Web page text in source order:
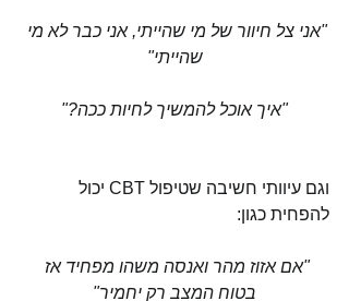
"אני צל חיוור של מי שהייתי, אני כבר לא מי
שהייתי"
"איך אוכל להמשיך לחיות ככה?"
וגם עיוותי חשיבה שטיפול CBT יכול
להפחית כגון:
"אם אזוז מהר ואנסה משהו מפחיד אז
בטוח המצב רק יחמיר"